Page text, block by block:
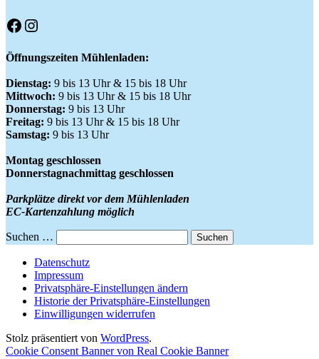
Facebook
Instagram
Öffnungszeiten Mühlenladen:
Dienstag: 9 bis 13 Uhr & 15 bis 18 Uhr
Mittwoch: 9 bis 13 Uhr & 15 bis 18 Uhr
Donnerstag: 9 bis 13 Uhr
Freitag: 9 bis 13 Uhr & 15 bis 18 Uhr
Samstag: 9 bis 13 Uhr
Montag geschlossen
Donnerstagnachmittag geschlossen
Parkplätze direkt vor dem Mühlenladen
EC-Kartenzahlung möglich
Suchen …
Datenschutz
Impressum
Privatsphäre-Einstellungen ändern
Historie der Privatsphäre-Einstellungen
Einwilligungen widerrufen
Stolz präsentiert von WordPress.
Cookie Consent Banner von Real Cookie Banner